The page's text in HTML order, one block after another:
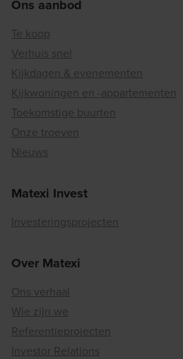
Ons aanbod
Te koop
Verhuis snel
Kijkdagen & evenementen
Kijkwoningen en -appartementen
Toekomstige buurten
Onze troeven
Nieuws
Matexi Invest
Investeringsprojecten
Over Matexi
Ons verhaal
Wie zijn we
Referentieprojecten
Investor Relations